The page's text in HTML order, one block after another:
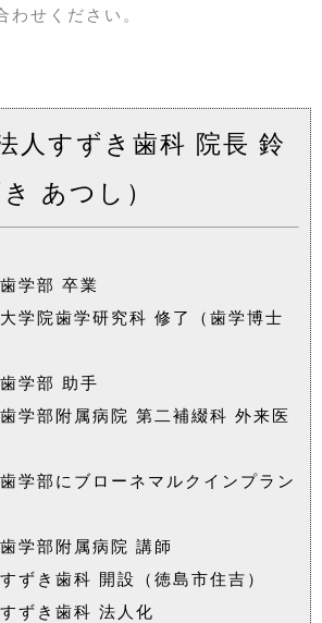
わせください。
人すずき歯科 院長 鈴
あつし）
学部 卒業
学院歯学研究科 修了（歯学博士
学部 助手
学部附属病院 第二補綴科 外来医
学部にブローネマルクインプラン
学部附属病院 講師
ずき歯科 開設（徳島市住吉）
ずき歯科 法人化